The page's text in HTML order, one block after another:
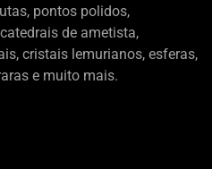
pontos polidos,
de ametista,
cristais lemurianos, esferas,
e muito mais.